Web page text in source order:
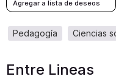
ciencias
pedagogía
Entre Lineas